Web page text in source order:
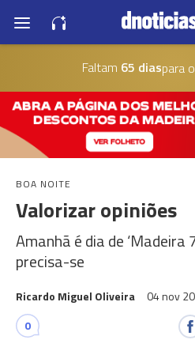
Faltam 65 diaspara
BOA NOITE
Valorizar opiniões
Amanhã é dia de ‘Madeira
precisa-se
Ricardo Miguel Oliveira 04 nov
0